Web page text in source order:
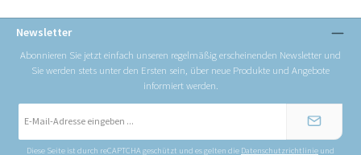
Newsletter
Abonnieren Sie jetzt einfach unseren regelmäßig erscheinenden Newsletter und
Sie werden stets unter den Ersten sein, über neue Produkte und Angebote
informiert werden.
Mail-
Diese Seite ist durch reCAPTCHA geschützt und es gelten die Datenschutzrichtlinie und